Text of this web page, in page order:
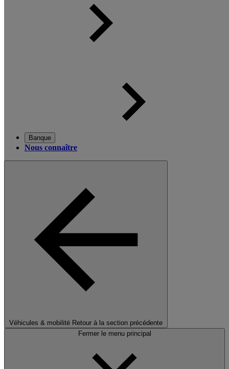
Banque
Nous connaître
Véhicules & mobilité Retour à la section précédente
Fermer le menu principal